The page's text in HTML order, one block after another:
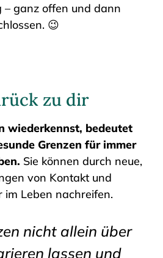
– ganz offen und dann
😉
zu dir
wiederkennst, bedeutet
Grenzen für immer
Sie können durch neue,
von Kontakt und
im Leben nachreifen.
nicht allein über
lassen und